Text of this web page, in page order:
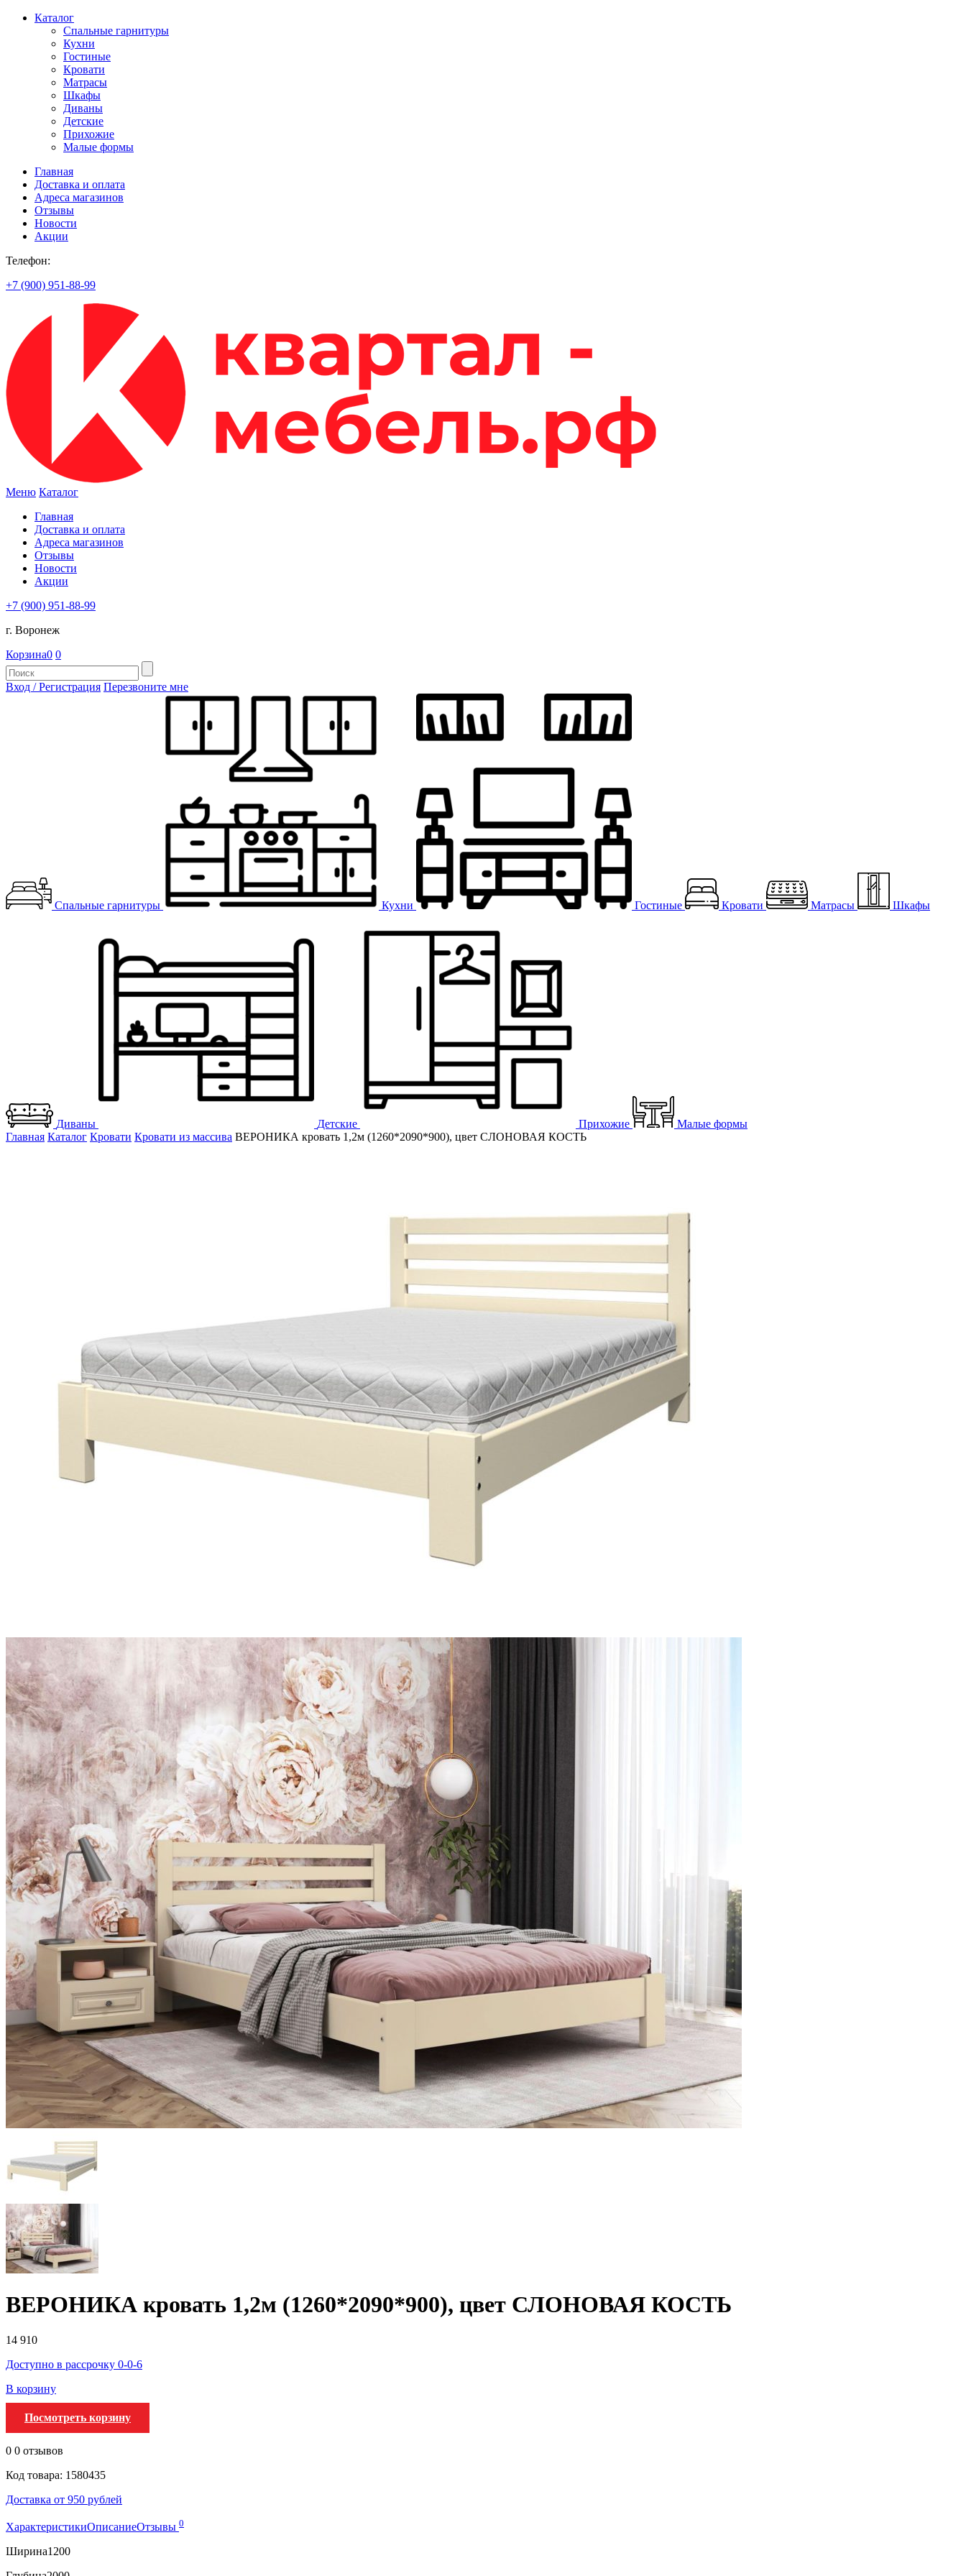
Каталог
Спальные гарнитуры
Кухни
Гостиные
Кровати
Матрасы
Шкафы
Диваны
Детские
Прихожие
Малые формы
Главная
Доставка и оплата
Адреса магазинов
Отзывы
Новости
Акции
Телефон:
+7 (900) 951-88-99
Меню Каталог
Главная
Доставка и оплата
Адреса магазинов
Отзывы
Новости
Акции
+7 (900) 951-88-99
г. Воронеж
Корзина0 0
Вход / Регистрация Перезвоните мне
Спальные гарнитуры Кухни Гостиные Кровати Матрасы Шкафы
Диваны Детские Прихожие
Малые формы
Главная Каталог Кровати Кровати из массива ВЕРОНИКА кровать 1,2м (1260*2090*900), цвет СЛОНОВАЯ КОСТЬ
ВЕРОНИКА кровать 1,2м (1260*2090*900), цвет СЛОНОВАЯ КОСТЬ
14 910
Доступно в рассрочку 0-0-6
В корзину
Посмотреть корзину
0 0 отзывов
Код товара: 1580435
Доставка от 950 рублей
ХарактеристикиОписаниеОтзывы 0
Ширина1200